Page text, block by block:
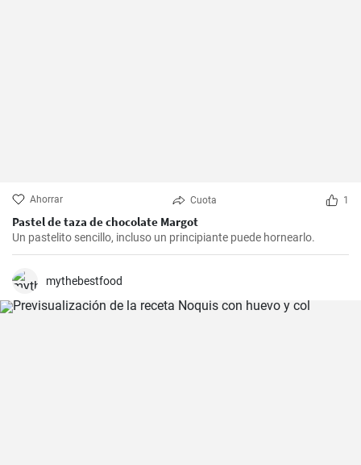
Ahorrar Cuota 1
Pastel de taza de chocolate Margot
Un pastelito sencillo, incluso un principiante puede hornearlo.
mythebestfood